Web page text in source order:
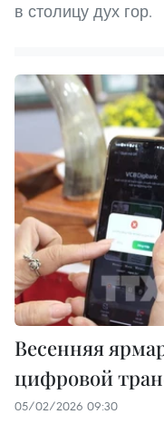
в столицу дух гор.
Весенняя
цифровой
05/02/2026 09:30